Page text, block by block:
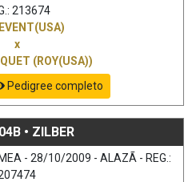
213674
x
(ROY(USA))
Pedigree completo
• ZILBER
- 28/10/2009 - ALAZÃ - REG.: